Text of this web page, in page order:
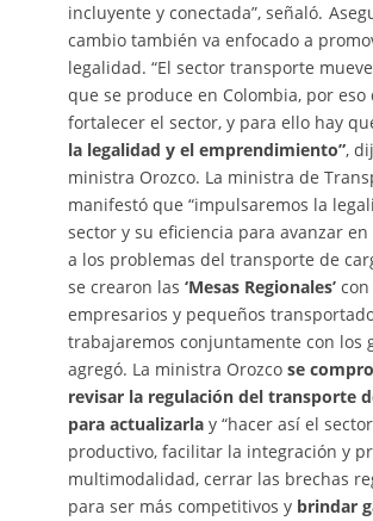
incluyente y conectada”, señaló.
cambio también va enfocado a
legalidad. “El sector transporte
que se produce en Colombia, por eso
fortalecer el sector, y para ello hay
la legalidad y el emprendimiento”,
ministra Orozco. La ministra de
manifestó que “impulsaremos la
sector y su eficiencia para avanzar
a los problemas del transporte de
se crearon las ‘Mesas Regionales’con
empresarios y pequeños
trabajaremos conjuntamente con los
agregó. La ministra Orozco se
revisar la regulación del transporte
para actualizarla y “hacer así el
productivo, facilitar la integración y
multimodalidad, cerrar las brechas
para ser más competitivos ybrindar